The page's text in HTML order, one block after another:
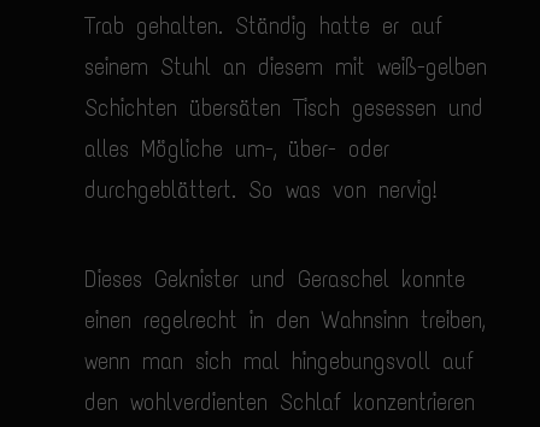
Trab gehalten. Ständig hatte er auf
seinem Stuhl an diesem mit weiß-gelben
Schichten übersäten Tisch gesessen und
alles Mögliche um-, über- oder
durchgeblättert. So was von nervig!
Dieses Geknister und Geraschel konnte
einen regelrecht in den Wahnsinn treiben,
wenn man sich mal hingebungsvoll auf
den wohlverdienten Schlaf konzentrieren